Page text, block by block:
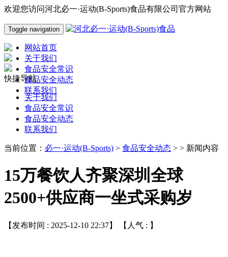
欢迎您访问河北必一·运动(B-Sports)食品有限公司官方网站
Toggle navigation
网站首页
关于我们
食品安全常识
食品安全动态
联系我们
快捷导航
关于我们
食品安全常识
食品安全动态
联系我们
当前位置： 必一·运动(B-Sports) > 食品安全动态 > > 新闻内容
15万餐饮人齐聚深圳全球
2500+供应商一坐式采购岁
【发布时间 : 2025-12-10 22:37】 【人气 : 】